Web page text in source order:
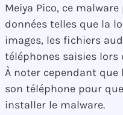
Meiya Pico, ce
données telles que la
images, les fichiers
téléphones saisies lors
À noter cependant
son téléphone pour
installer le malware.